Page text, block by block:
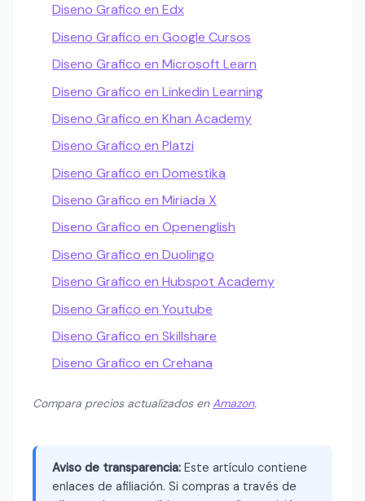
Diseno Grafico en Edx
Diseno Grafico en Google Cursos
Diseno Grafico en Microsoft Learn
Diseno Grafico en Linkedin Learning
Diseno Grafico en Khan Academy
Diseno Grafico en Platzi
Diseno Grafico en Domestika
Diseno Grafico en Miriada X
Diseno Grafico en Openenglish
Diseno Grafico en Duolingo
Diseno Grafico en Hubspot Academy
Diseno Grafico en Youtube
Diseno Grafico en Skillshare
Diseno Grafico en Crehana
Compara precios actualizados enAmazon.
Aviso de transparencia: Este artículo contiene
enlaces de afiliación. Si compras a través de